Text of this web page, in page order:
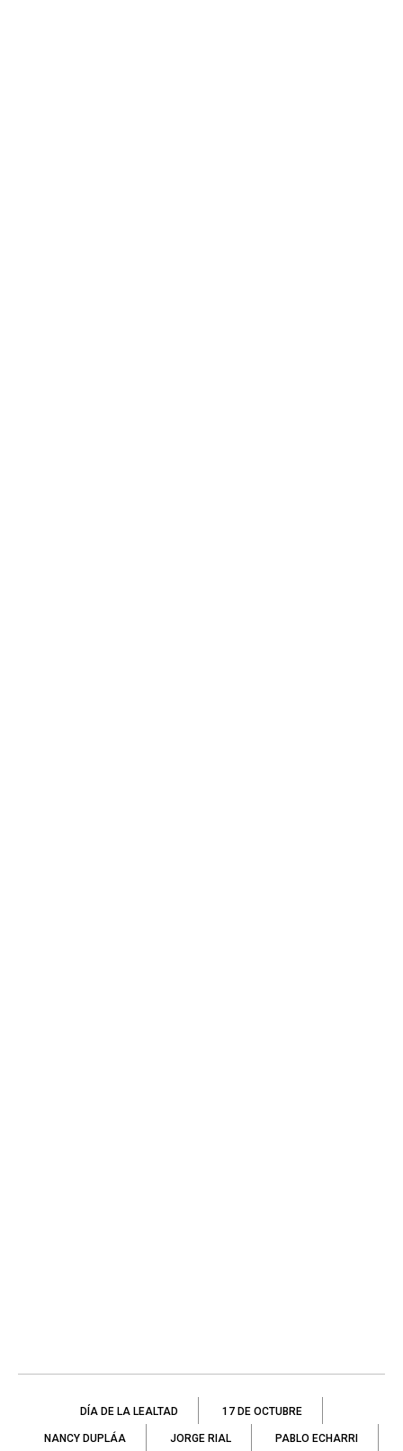
DÍA DE LA LEALTAD 17 DE OCTUBRE
NANCY DUPLÁA JORGE RIAL PABLO ECHARRI